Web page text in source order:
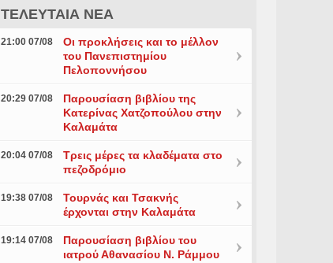
ΤΕΛΕΥΤΑΙΑ ΝΕΑ
21:00 07/08
Οι προκλήσεις και το μέλλον
του Πανεπιστημίου
Πελοποννήσου
20:29 07/08
Παρουσίαση βιβλίου της
Κατερίνας Χατζοπούλου στην
Καλαμάτα
20:04 07/08
Τρεις μέρες τα κλαδέματα στο
πεζοδρόμιο
19:38 07/08
Τουρνάς και Τσακνής
έρχονται στην Καλαμάτα
19:14 07/08
Παρουσίαση βιβλίου του
ιατρού Αθανασίου Ν. Ράμμου